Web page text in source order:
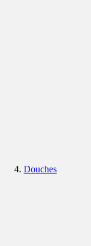
Douches